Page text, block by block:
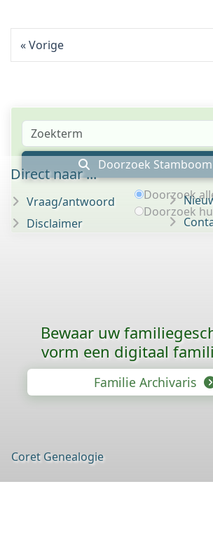
Vorige
Doorzoek
Doorzoek
Doorzoek
Direct naar ...
Vraag/antwoord
Disclaimer
Bewaar uw
vorm een digitaal
Familie Archivaris
Coret Genealogie